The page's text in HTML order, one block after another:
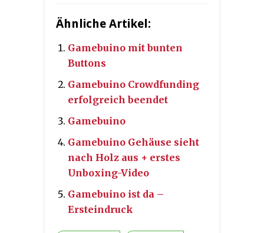
Ähnliche Artikel:
Gamebuino mit bunten
Buttons
Gamebuino Crowdfunding
erfolgreich beendet
Gamebuino
Gamebuino Gehäuse sieht
nach Holz aus + erstes
Unboxing-Video
Gamebuino ist da –
Ersteindruck